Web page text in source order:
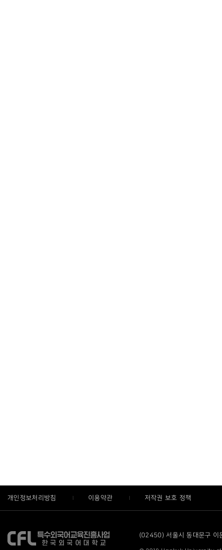
개인정보처리방침 이용약관 저작권 보호 정책
(02450) 서울시 동대문구